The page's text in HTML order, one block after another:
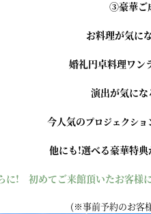
③豪華ご
お料理が気に
婚礼円卓料理ワン
演出が気にな
今人気のプロジェクショ
他にも!選べる豪華特
に! 初めてご来館頂いたお客様
(※事前予約のお客